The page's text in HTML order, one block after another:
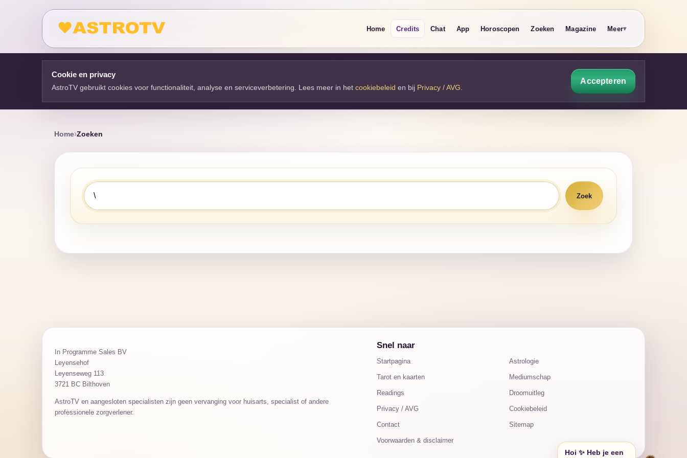
Home Credits Chat App Horoscopen Zoeken Magazine Meer
Cookie en privacy
AstroTV gebruikt cookies voor functionaliteit, analyse en serviceverbetering. Lees meer in het cookiebeleid en bij Privacy / AVG
Accepteren
Home Zoeken
In Programme Sales BV
Leyensehof
Leyenseweg 113
3721 BC Bilthoven
AstroTV en aangesloten specialisten zijn geen vervanging voor huisarts, specialist of andere
professionele zorgverlener.
Snel naar
Startpagina Astrologie
Tarot en kaarten Mediumschap
Readings Droomuitleg
Privacy / AVG Cookiebeleid
Contact Sitemap
Voorwaarden & disclaimer
Hoi ✨ Heb je een